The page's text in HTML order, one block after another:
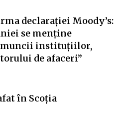
declarației Moody’s:
se menține
muncii instituțiilor,
de afaceri”
în Scoția